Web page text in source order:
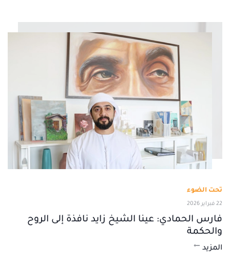
تحت الضوء
22 فبراير 2026
فارس الحمادي: عينا الشيخ زايد نافذة إلى الروح
والحكمة
المزيد